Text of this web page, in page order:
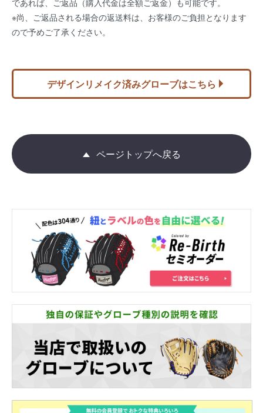
※尚、ご返品される場合の返送料は、お客様のご負担となります
ので予めご了承ください。
デザインリメイク済みグローブはこちら
ページトップへ戻る